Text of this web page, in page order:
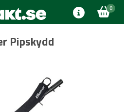
0
Pipskydd